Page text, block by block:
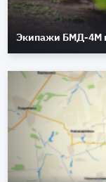
Экипажи БМД-4М